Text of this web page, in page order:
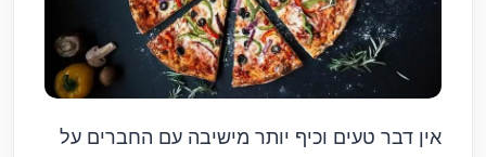
אין דבר טעים וכיף יותר מישיבה עם החברים על